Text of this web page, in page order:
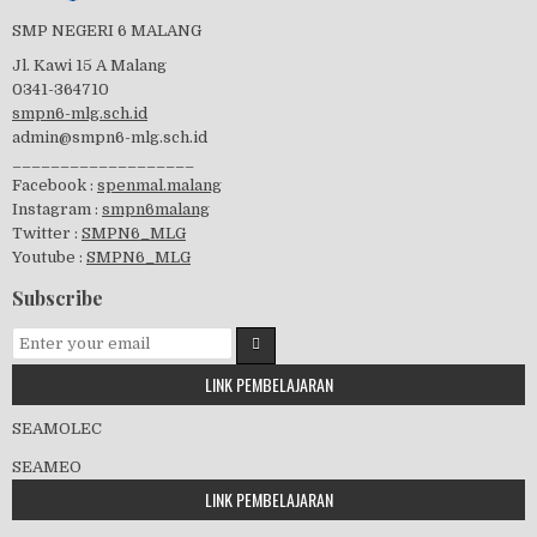
visitasi PPK 2019
GSF 2019
Pembagian Ijazah 2020
Workshop Penjaminan Mutu 2020
SMP NEGERI 6 MALANG
Jl. Kawi 15 A Malang
0341-364710
smpn6-mlg.sch.id
admin@smpn6-mlg.sch.id
Facebook : spenmal.malang
Instagram : smpn6malang
Twitter : SMPN6_MLG
Youtube : SMPN6_MLG
Subscribe
LINK PEMBELAJARAN
SEAMOLEC
SEAMEO
LINK PEMBELAJARAN